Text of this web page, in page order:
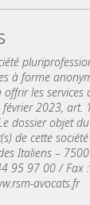
à forme
les services
2023, art.
dossier objet
de cette
Italiens –
95 97 00 /
avocats.fr